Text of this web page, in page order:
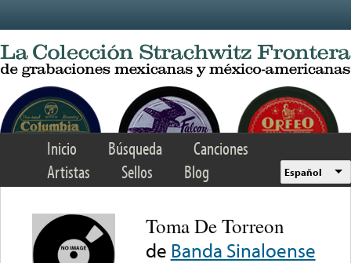
Inicio Búsqueda
Canciones
Artistas
Sellos Blog Español
Toma De Torreon
de Banda Sinaloense